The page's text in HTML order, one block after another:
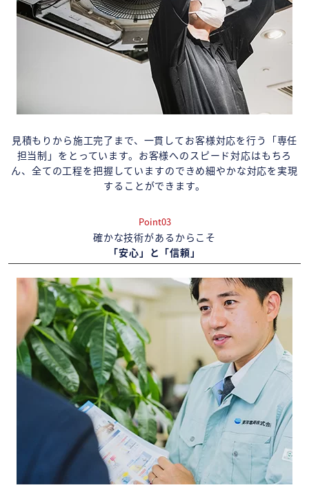
見積もりから施工完了まで、一貫してお客様対応を行う「専任
担当制」をとっています。お客様へのスピード対応はもちろ
ん、全ての工程を把握していますのできめ細やかな対応を実現
することができます。
Point03
確かな技術があるからこそ
「安心」と「信頼」